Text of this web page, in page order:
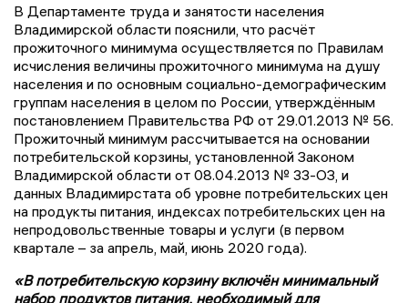
В Департаменте труда и занятости населения
Владимирской области пояснили, что расчёт
прожиточного минимума осуществляется по Правилам
исчисления величины прожиточного минимума на душу
населения и по основным социально-демографическим
группам населения в целом по России, утверждённым
постановлением Правительства РФ от 29.01.2013 № 56.
Прожиточный минимум рассчитывается на основании
потребительской корзины, установленной Законом
Владимирской области от 08.04.2013 № 33-ОЗ, и
данных Владимирстата об уровне потребительских цен
на продукты питания, индексах потребительских цен на
непродовольственные товары и услуги (в первом
квартале – за апрель, май, июнь 2020 года).
«В потребительскую корзину включён минимальный
набор продуктов питания, необходимый для